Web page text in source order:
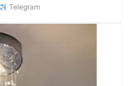
Telegram